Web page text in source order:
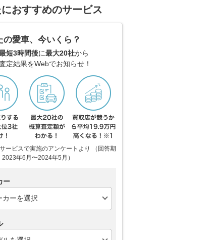
おすすめのサービス
の愛車、今いくら？
短3時間後に最大20社から
定結果をWebでお知らせ！
ービスで実施のアンケートより （回答期
2023年6月〜2024年5月）
ー